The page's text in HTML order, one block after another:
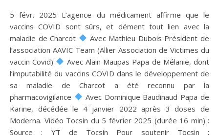
5 févr. 2025 L’agence du médicament affirme que le
vaccins COVID sont sûrs, et dément tout lien avec la
maladie de Charcot
Avec Mathieu Dubois Président de
l’association AAVIC Team (Allier Association de Victimes du
vaccin Covid)
Avec Alain Maupas Papa de Mélanie, dont
l’imputabilité du vaccins COVID dans le développement de
sa maladie de Charcot a été reconnu par la
pharmacovigilance
Avec Dominique Baudinaud Papa de
Karine, décédée le 4 janvier 2022 après 3 doses de
Moderna. Vidéo Tocsin du 5 février 2025 (durée 16 min) :
Source : YT de Tocsin Pour soutenir Tocsin :